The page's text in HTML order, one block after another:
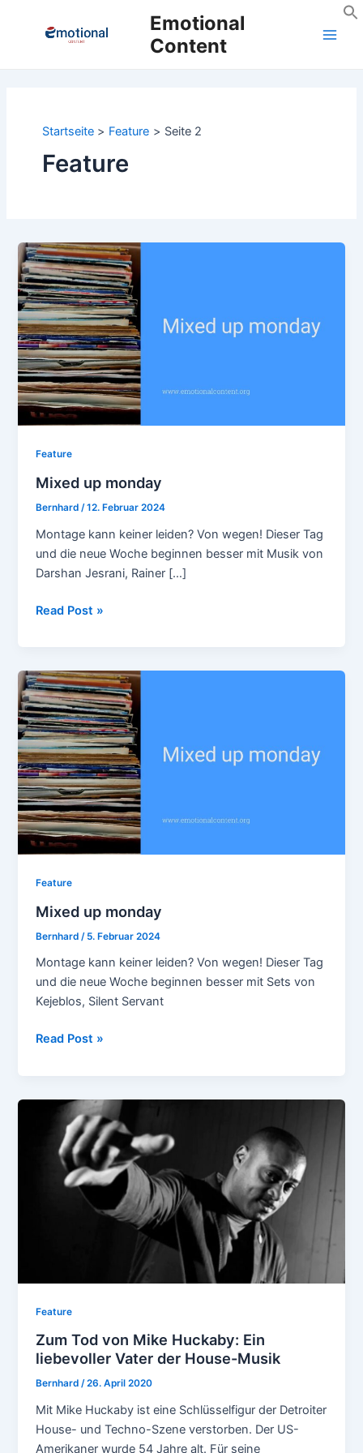
Emotional
Content
Startseite Feature Seite 2
Feature
Feature
Mixed up monday
Bernhard/12. Februar 2024
Montage kann keiner leiden? Von wegen! Dieser Tag
und die neue Woche beginnen besser mit Musik von
Darshan Jesrani, Rainer […]
Mixed
Read Post »
Feature
Mixed up monday
Bernhard / 5. Februar 2024
Montage kann keiner leiden? Von wegen! Dieser Tag
und die neue Woche beginnen besser mit Sets von
Kejeblos, Silent Servant
Mixed
Read Post »
Feature
Zum Tod von Mike Huckaby: Ein
liebevoller Vater der House-Musik
Bernhard/26. April 2020
Mit Mike Huckaby ist eine Schlüsselfigur der Detroiter
House- und Techno-Szene verstorben. Der US-
Amerikaner wurde 54 Jahre alt. Für seine